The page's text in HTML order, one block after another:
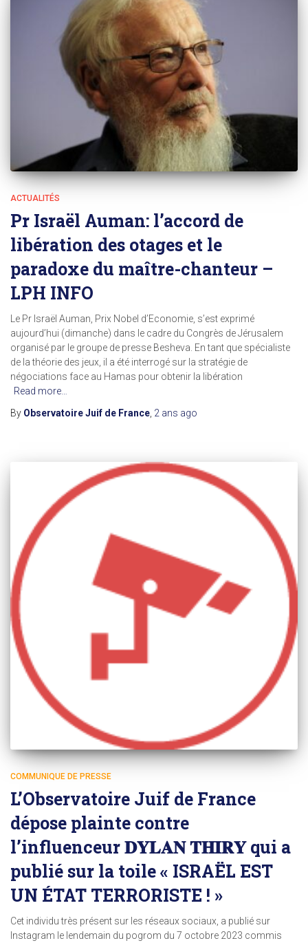
ACTUALITÉS
Pr Israël Auman: l’accord de
libération des otages et le
paradoxe du maître-chanteur –
LPH INFO
Le Pr Israël Auman, Prix Nobel d’Economie, s’est exprimé
aujourd’hui (dimanche) dans le cadre du Congrès de Jérusalem
organisé par le groupe de presse Besheva. En tant que spécialiste
de la théorie des jeux, il a été interrogé sur la stratégie de
négociations face au Hamas pour obtenir la libération
Read more…
By Observatoire Juif de France 2 ans ago
COMMUNIQUE DE PRESSE
L’Observatoire Juif de France
dépose plainte contre
l’influenceur 𝐃𝐘𝐋𝐀𝐍 𝐓𝐇𝐈𝐑𝐘 qui a
publié sur la toile « ISRAËL EST
UN ÉTAT TERRORISTE ! »
Cet individu très présent sur les réseaux sociaux, a publié sur
Instagram le lendemain du pogrom du 7 octobre 2023 commis